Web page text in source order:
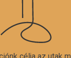
célja az utak